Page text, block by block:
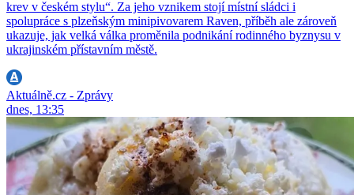
krev v českém stylu“. Za jeho vznikem stojí místní sládci i
spolupráce s plzeňským minipivovarem Raven, příběh ale zároveň
ukazuje, jak velká válka proměnila podnikání rodinného byznysu v
ukrajinském přístavním městě.
Aktuálně.cz - Zprávy
dnes, 13:35